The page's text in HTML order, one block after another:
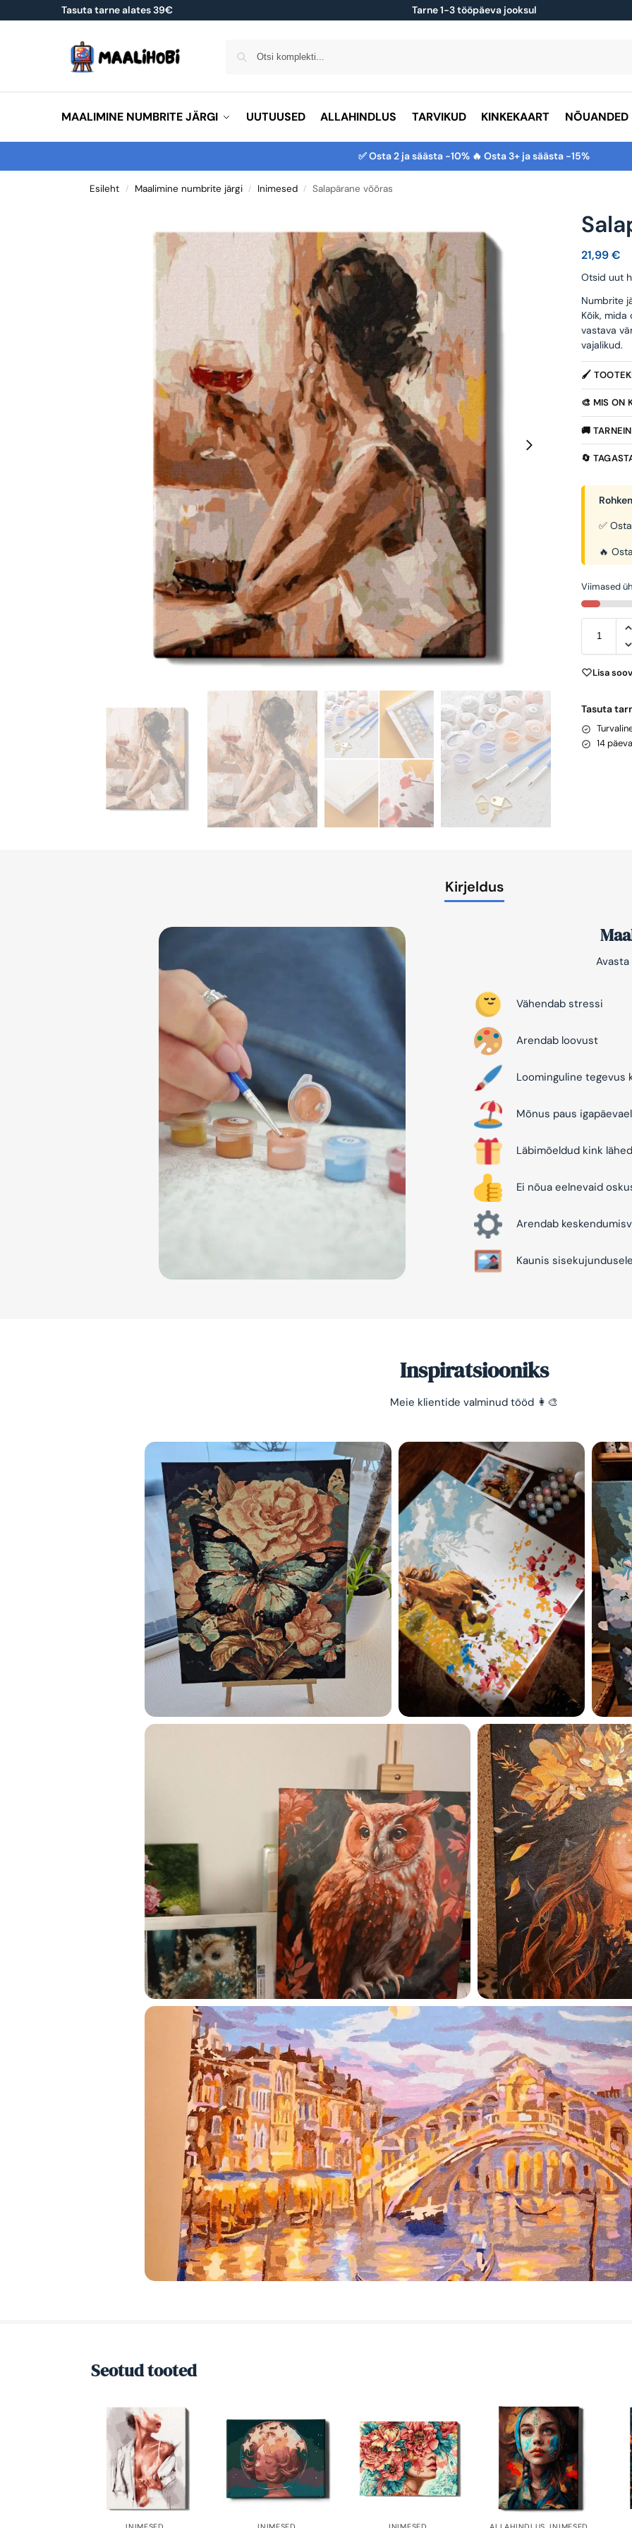
Tasuta tarne alates 39€ Tarne 1-3 tööpäeva jooksul
MAALIMINE NUMBRITE JÄRGI UUTUUSED ALLAHINDLUS TARVIKUD KINKEKAART NÕUANDED
✅ Osta 2 ja säästa -10% 🔥 Osta 3+ ja säästa -15%
Esileht / Maalimine numbrite järgi / Inimesed / Salapärane võõras
21,99€
Otsid uut
Numbrite
Kõik,
vastava
vajalikud.
🖌️
🎨 MIS ON
🚚
🔄
✅
🔥
Viimased
Lisa
Tasuta
14
Kirjeldus
Vähendab stressi
Arendab loovust
Loominguline tegevus
Mõnus paus
Läbimõeldud kink
Ei nõua eelnevaid
Arendab
Kaunis
Inspiratsiooniks
Meie klientide valminud tööd 👩‍🎨
Seotud tooted
Lihtne viis lõõgastuda ja
mõtted puhata lasta 😌
Olen tutvunud
privaatsuspoliitikaga ja
sellega
Maalihobi.eePrivaatsuspoliitika
TELLI